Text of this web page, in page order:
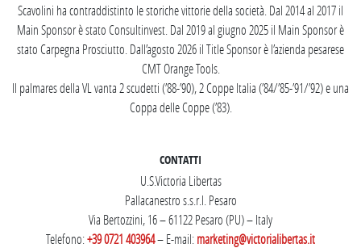
Scavolini ha contraddistinto le storiche vittorie della società. Dal 2014 al 2017 il
Main Sponsor è stato Consultinvest. Dal 2019 al giugno 2025 il Main Sponsor è
stato Carpegna Prosciutto. Dall’agosto 2026 il Title Sponsor è l’azienda pesarese
CMT Orange Tools.
Il palmares della VL vanta 2 scudetti (’88-’90), 2 Coppe Italia (’84/’85-’91/’92) e una
Coppa delle Coppe (’83).
CONTATTI
U.S.Victoria Libertas
Pallacanestro s.s.r.l. Pesaro
Via Bertozzini, 16 – 61122 Pesaro (PU) – Italy
Telefono:+39 0721 403964– E-mail:marketing@victorialibertas.it